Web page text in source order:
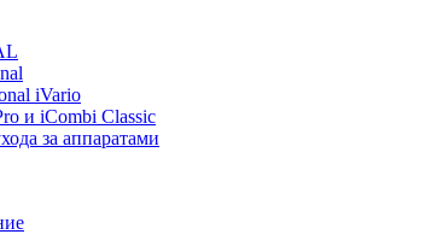
iVario
и iCombi Classic
за аппаратами